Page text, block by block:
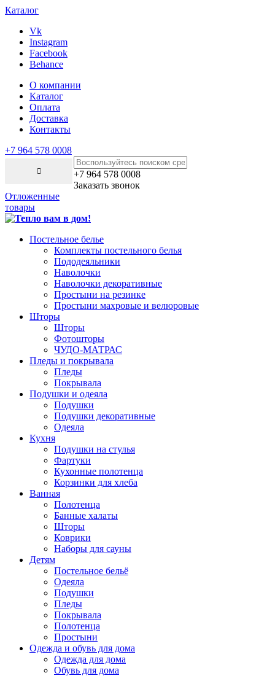
Каталог
Vk
Instagram
Facebook
Behance
О компании
Каталог
Оплата
Доставка
Контакты
+7 964 578 0008
+7 964 578 0008
Заказать звонок
Отложенные
товары
Постельное белье
Комплекты постельного белья
Пододеяльники
Наволочки
Наволочки декоративные
Простыни на резинке
Простыни махровые и велюровые
Шторы
Шторы
Фотошторы
ЧУДО-МАТРАС
Пледы и покрывала
Пледы
Покрывала
Подушки и одеяла
Подушки
Подушки декоративные
Одеяла
Кухня
Подушки на стулья
Фартуки
Кухонные полотенца
Корзинки для хлеба
Ванная
Полотенца
Банные халаты
Шторы
Коврики
Наборы для сауны
Детям
Постельное бельё
Одеяла
Подушки
Пледы
Покрывала
Полотенца
Простыни
Одежда и обувь для дома
Одежда для дома
Обувь для дома